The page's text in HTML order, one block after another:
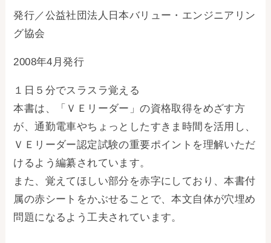
発行／公益社団法人日本バリュー・エンジニアリン
グ協会
2008年4月発行
１日５分でスラスラ覚える
本書は、「ＶＥリーダー」の資格取得をめざす方
が、通勤電車やちょっとしたすきま時間を活用し、
ＶＥリーダー認定試験の重要ポイントを理解いただ
けるよう編纂されています。
また、覚えてほしい部分を赤字にしており、本書付
属の赤シートをかぶせることで、本文自体が穴埋め
問題になるよう工夫されています。